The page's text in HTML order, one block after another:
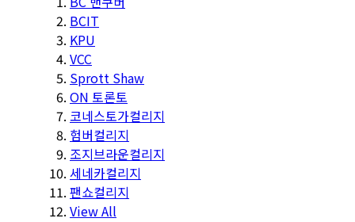
BCIT
KPU
VCC
Sprott Shaw
ON 토론토
코네스토가컬리지
험버컬리지
조지브라운컬리지
세네카컬리지
팬쇼컬리지
View All